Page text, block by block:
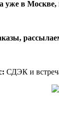
уже в Москве,
СДЭК и